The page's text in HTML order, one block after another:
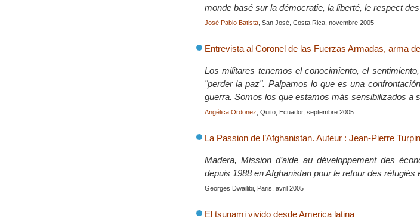
monde basé sur la démocratie, la liberté, le respect
José Pablo Batista , San José, Costa Rica, novembre 2005
Entrevista al Coronel de las Fuerzas Armadas, arma
Los militares tenemos el conocimiento, el
"perder la paz". Palpamos lo que es una
guerra. Somos los que estamos más sensibilizados a
Angélica Ordonez , Quito, Ecuador, septembre 2005
La Passion de l’Afghanistan. Auteur : Jean-Pierre
Madera, Mission d’aide au développement des
depuis 1988 en Afghanistan pour le retour des
Georges Dwailibi, Paris, avril 2005
El tsunami vivido desde America latina